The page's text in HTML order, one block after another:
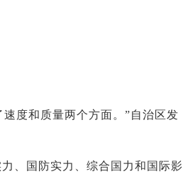
度和质量两个方面。”自治区发
、国防实力、综合国力和国际影